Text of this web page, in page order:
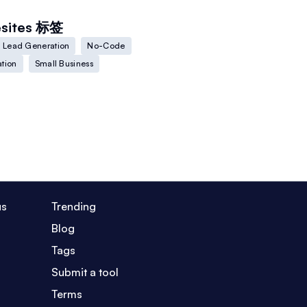
标签
Lead Generation
No-Code
Small Business
Trending
Blog
Tags
Submit a tool
Terms